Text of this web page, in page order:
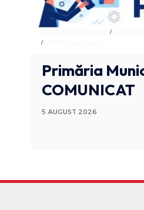
ADMINISTRATIV
Primăria
COMUNICAT
5 AUGUST 2026